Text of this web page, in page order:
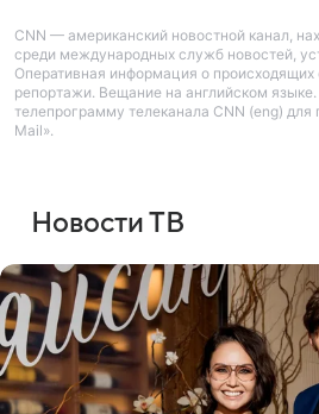
CNN — американский новостной канал,
среди международных служб новостей,
Оперативная информация о
репортажи. Вещание на английском
телепрограмму телеканала CNN (eng) для
Mail».
Новости ТВ